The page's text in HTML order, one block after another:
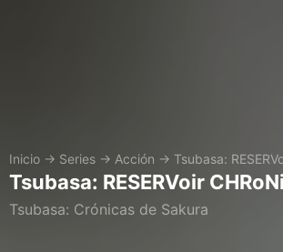
Inicio → Series → Acción → Tsubasa:
Tsubasa: RESERVoir
Tsubasa: Crónicas de Sakura